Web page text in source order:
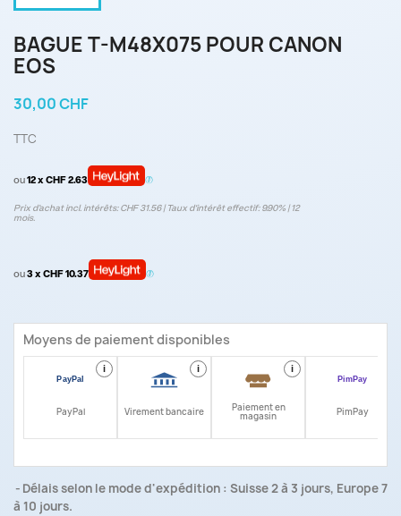
BAGUE T-M48X075 POUR CANON
EOS
30,00 CHF
TTC
ou12 x CHF 2.63
Prix d’achat incl. intérêts: CHF 31.56 | Taux d‘intérêt effectif: 9.90% | 12
mois.
ou3 x CHF 10.37
Moyens de paiement disponibles
i
PayPal
i
Virement bancaire
i
Paiement en
magasin PimPay
Délais selon le mode d'expédition : Suisse 2 à 3 jours, Europe 7
à 10 jours.